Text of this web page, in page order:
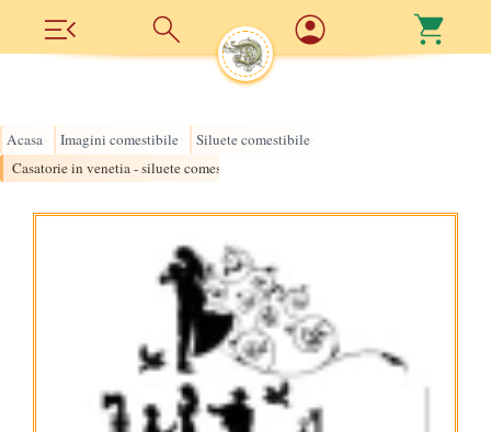
Acasa Imagini comestibile Siluete comestibile
Casatorie in venetia - siluete comestibile